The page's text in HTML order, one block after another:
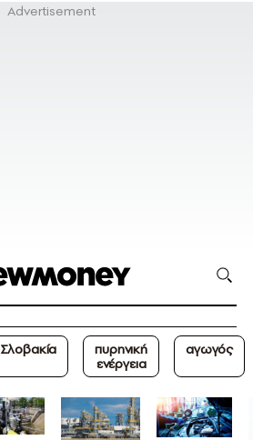
Σλοβακία
πυρηνική
ενέργεια
αγωγός